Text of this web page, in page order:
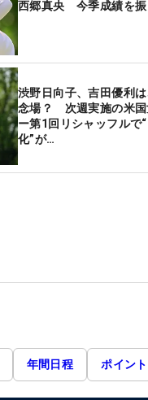
西郷真央 今季成績を振
渋野日向子、吉田優利
念場？ 次週実施の米国
ー第1回リシャッフルで
化”が…
年間日程 ポイン